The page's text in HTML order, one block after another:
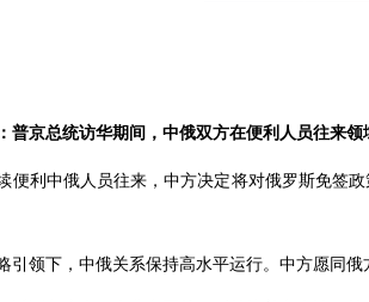
普京总统访华期间，中俄双方在便利人员往来
便利中俄人员往来，中方决定将对俄罗斯免签
引领下，中俄关系保持高水平运行。中方愿同